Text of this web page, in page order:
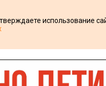
использование